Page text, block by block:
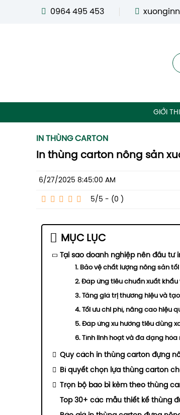
0964 495 453
GIỚI
IN THÙNG CARTON
In thùng carton nông sản
6/27/2025 8:45:00 AM
5/5 - (0 )
MỤC LỤC
Tại sao doanh nghiệp nên đầu tư
1. Bảo vệ chất lượng nông sản
2. Đáp ứng tiêu chuẩn xuất
3. Tăng giá trị thương hiệu và
4. Tối ưu chi phí, nâng cao hiệu
5. Đáp ứng xu hướng tiêu dùng
6. Tính linh hoạt và đa dạng
Quy cách in thùng carton đựng
Bí quyết chọn lựa thùng carton
Trọn bộ bao bì kèm theo thùng
Top 30+ các mẫu thiết kế thùng